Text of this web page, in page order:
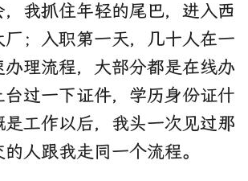
我抓住年轻的尾巴，进入西
厂；入职第一天，几十人在一
办理流程，大部分都是在线办
过一下证件，学历身份证什
是工作以后，我头一次见过那
人跟我走同一个流程。